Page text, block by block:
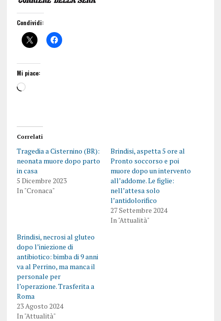
Condividi:
Mi piace:
Correlati
Tragedia a Cisternino (BR):
neonata muore dopo parto
in casa
5 Dicembre 2023
In "Cronaca"
Brindisi, aspetta 5 ore al
Pronto soccorso e poi
muore dopo un intervento
all’addome. Le figlie:
nell’attesa solo
l’antidolorifico
27 Settembre 2024
In "Attualità"
Brindisi, necrosi al gluteo
dopo l’iniezione di
antibiotico: bimba di 9 anni
va al Perrino, ma manca il
personale per
l’operazione. Trasferita a
Roma
23 Agosto 2024
In "Attualità"